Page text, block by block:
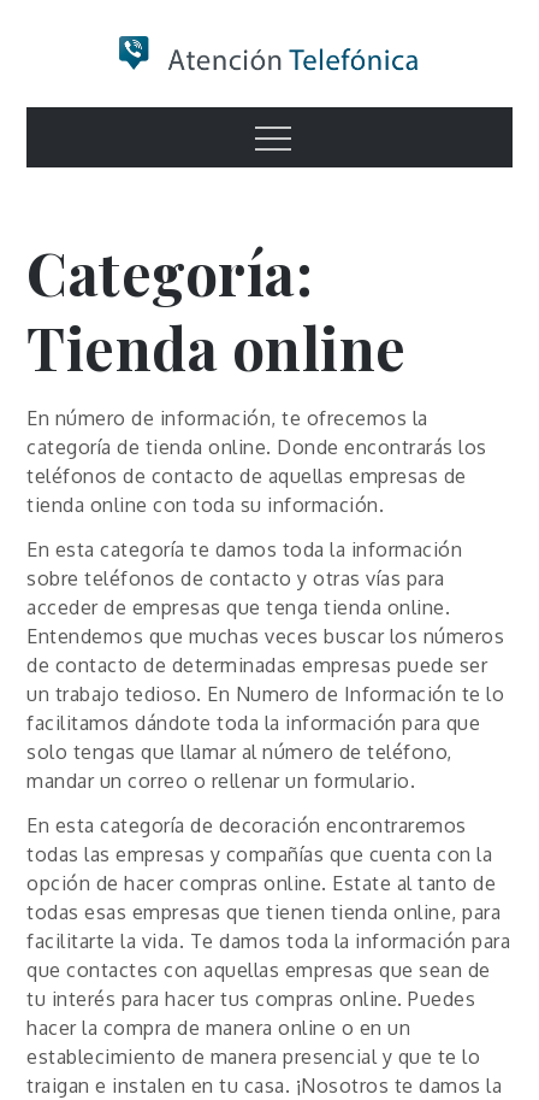
Numero de
Información
Menu
Categoría:
Tienda online
En número de información, te ofrecemos la
categoría de tienda online. Donde encontrarás los
teléfonos de contacto de aquellas empresas de
tienda online con toda su información.
En esta categoría te damos toda la información
sobre teléfonos de contacto y otras vías para
acceder de empresas que tenga tienda online.
Entendemos que muchas veces buscar los números
de contacto de determinadas empresas puede ser
un trabajo tedioso. En Numero de Información te lo
facilitamos dándote toda la información para que
solo tengas que llamar al número de teléfono,
mandar un correo o rellenar un formulario.
En esta categoría de decoración encontraremos
todas las empresas y compañías que cuenta con la
opción de hacer compras online. Estate al tanto de
todas esas empresas que tienen tienda online, para
facilitarte la vida. Te damos toda la información para
que contactes con aquellas empresas que sean de
tu interés para hacer tus compras online. Puedes
hacer la compra de manera online o en un
establecimiento de manera presencial y que te lo
traigan e instalen en tu casa. ¡Nosotros te damos la